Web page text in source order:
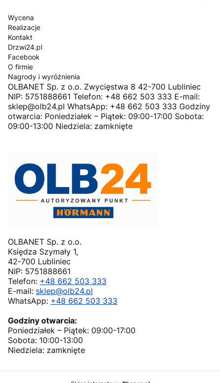
Wycena
Realizacje
Kontakt
Drzwi24.pl
Facebook
O firmie
Nagrody i wyróżnienia
OLBANET Sp. z o.o. Zwycięstwa 8 42-700 Lubliniec
NIP: 5751888661 Telefon: +48 662 503 333 E-mail:
sklep@olb24.pl WhatsApp: +48 662 503 333 Godziny
otwarcia: Poniedziałek – Piątek: 09:00-17:00 Sobota:
09:00-13:00 Niedziela: zamknięte
OLBANET Sp. z o.o.
Księdza Szymały 1,
42-700 Lubliniec
NIP: 5751888661
Telefon: +48 662 503 333
E-mail: sklep@olb24.pl
WhatsApp: +48 662 503 333
Godziny otwarcia:
Poniedziałek – Piątek: 09:00-17:00
Sobota: 10:00-13:00
Niedziela: zamknięte